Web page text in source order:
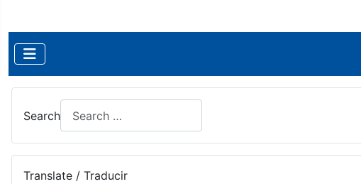
Search
Translate / Traducir